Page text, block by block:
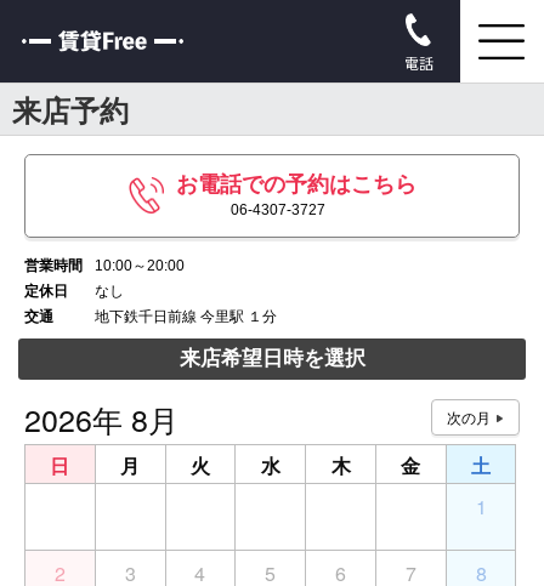
電話
来店予約
お電話での予約はこちら
06-4307-3727
営業時間
10:00～20:00
定休日
なし
交通
地下鉄千日前線 今里駅 １分
来店希望日時を選択
2026年 8月
日 月 火 水 木 金
土
1
2 3 4 5 6 7 8